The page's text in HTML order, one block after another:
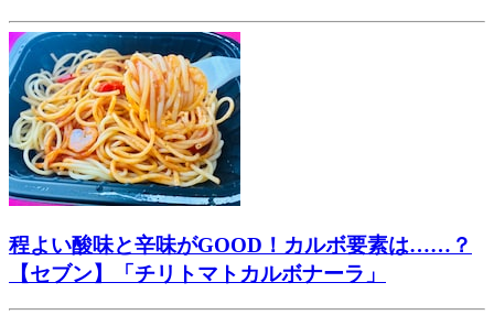
程よい酸味と辛味がGOOD！カルボ要素は……？
【セブン】「チリトマトカルボナーラ」